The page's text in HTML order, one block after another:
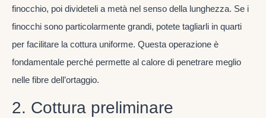
finocchio, poi divideteli a metà nel senso della lunghezza. Se i
finocchi sono particolarmente grandi, potete tagliarli in quarti
per facilitare la cottura uniforme. Questa operazione è
fondamentale perché permette al calore di penetrare meglio
nelle fibre dell’ortaggio.
2. Cottura preliminare